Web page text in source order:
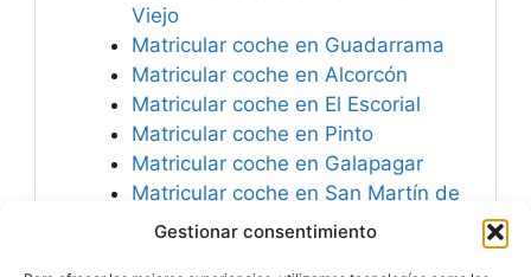
Gestionar consentimiento
Viejo
Matricular coche en Guadarrama
Matricular coche en Alcorcón
Matricular coche en El Escorial
Matricular coche en Pinto
Matricular coche en Galapagar
Matricular coche en San Martín de
la Vega